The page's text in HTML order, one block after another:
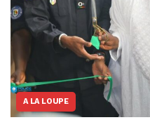
A LA LOUPE